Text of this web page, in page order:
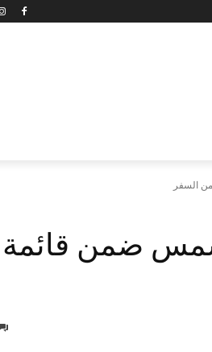
السفر
ضمن قائمة